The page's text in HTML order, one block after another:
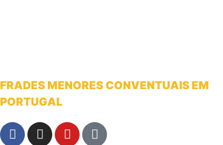
FRADES MENORES CONVENTUAIS EM
PORTUGAL